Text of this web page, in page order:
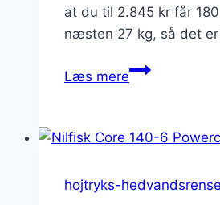
at du til 2.845 kr får
næsten 27 kg, så det
Læs mereNilfisk
10
anmeldelse
hojtryks-